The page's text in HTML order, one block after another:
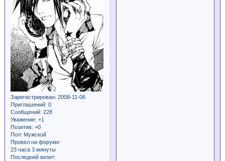
Зарегистрирован: 2008-11-06
Приглашений: 0
Сообщений: 228
Уважение: +1
Позитив: +0
Пол: Мужской
Провел на форуме:
23 часа 3 минуты
Последний визит: